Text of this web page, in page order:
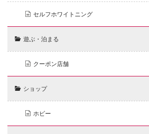
セルフホワイトニング
遊ぶ・泊まる
クーポン店舗
ショップ
ホビー